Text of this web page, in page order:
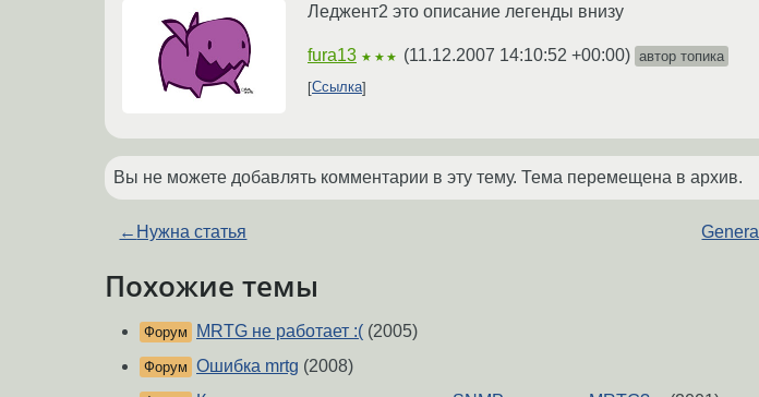
Леджент2 это описание легенды внизу
fura13 ★★★ (11.12.2007 14:10:52 +00:00) автор топика
Ссылка
Вы не можете добавлять комментарии в эту тему. Тема перемещена в архив.
← Нужна статья General
Похожие темы
Форум MRTG не работает :( (2005)
Форум Ошибка mrtg (2008)